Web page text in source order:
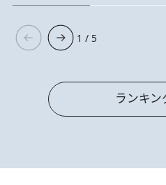
1 / 5
ランキン